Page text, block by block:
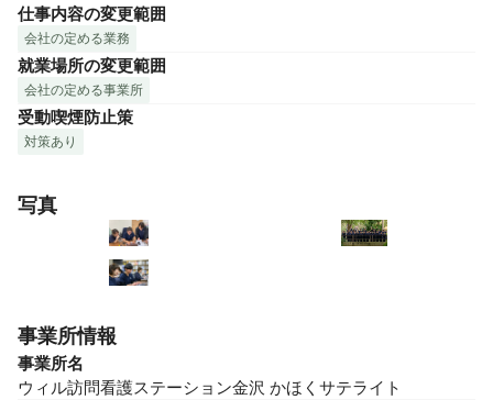
仕事内容の変更範囲
会社の定める業務
就業場所の変更範囲
会社の定める事業所
受動喫煙防止策
対策あり
写真
事業所情報
事業所名
ウィル訪問看護ステーション金沢 かほくサテライト